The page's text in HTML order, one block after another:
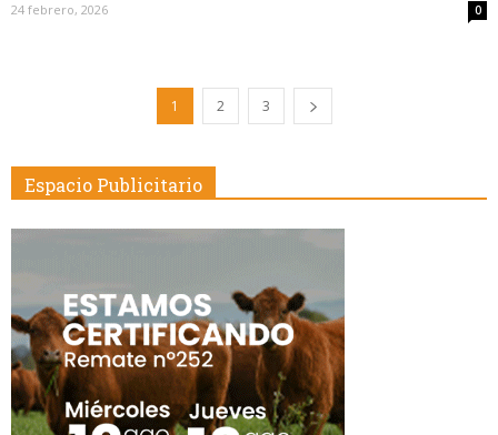
24 febrero, 2026 0
1 2 3
Espacio Publicitario